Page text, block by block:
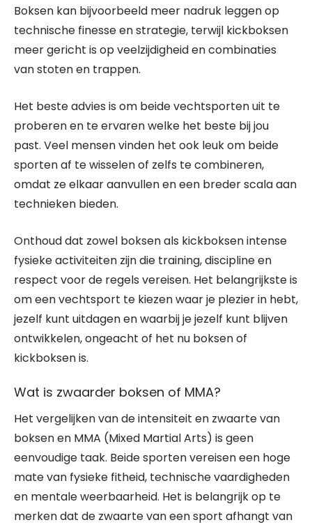
Boksen kan bijvoorbeeld meer nadruk leggen op
technische finesse en strategie, terwijl kickboksen
meer gericht is op veelzijdigheid en combinaties
van stoten en trappen.
Het beste advies is om beide vechtsporten uit te
proberen en te ervaren welke het beste bij jou
past. Veel mensen vinden het ook leuk om beide
sporten af te wisselen of zelfs te combineren,
omdat ze elkaar aanvullen en een breder scala aan
technieken bieden.
Onthoud dat zowel boksen als kickboksen intense
fysieke activiteiten zijn die training, discipline en
respect voor de regels vereisen. Het belangrijkste is
om een vechtsport te kiezen waar je plezier in hebt,
jezelf kunt uitdagen en waarbij je jezelf kunt blijven
ontwikkelen, ongeacht of het nu boksen of
kickboksen is.
Wat is zwaarder boksen of MMA?
Het vergelijken van de intensiteit en zwaarte van
boksen en MMA (Mixed Martial Arts) is geen
eenvoudige taak. Beide sporten vereisen een hoge
mate van fysieke fitheid, technische vaardigheden
en mentale weerbaarheid. Het is belangrijk op te
merken dat de zwaarte van een sport afhangt van